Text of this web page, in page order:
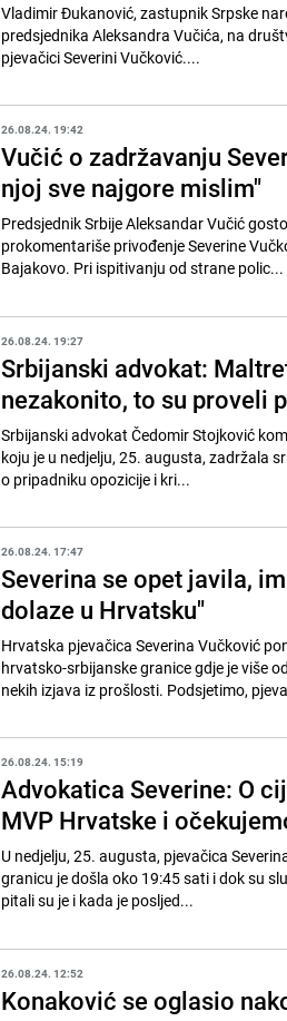
Vladimir Đukanović, zastupnik Srpske
predsjednika Aleksandra Vučića, na
pjevačici Severini Vučković....
26.08.24. 19:42
Vučić o zadržavanju
njoj sve najgore mislim"
Predsjednik Srbije Aleksandar Vučić
prokomentariše privođenje Severine
Bajakovo. Pri ispitivanju od strane polic...
26.08.24. 19:27
Srbijanski advokat:
nezakonito, to su proveli
Srbijanski advokat Čedomir Stojković
koju je u nedjelju, 25. augusta, zadržala
o pripadniku opozicije i kri...
26.08.24. 17:47
Severina se opet javila,
dolaze u Hrvatsku"
Hrvatska pjevačica Severina Vučković
hrvatsko-srbijanske granice gdje je više
nekih izjava iz prošlosti. Podsjetimo,
26.08.24. 15:19
Advokatica Severine: O
MVP Hrvatske i
U nedjelju, 25. augusta, pjevačica
granicu je došla oko 19:45 sati i dok su
pitali su je i kada je posljed...
26.08.24. 12:52
Konaković se oglasio